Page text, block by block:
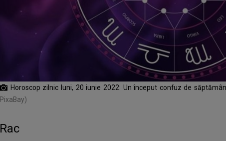
Horoscop zilnic luni, 20 iunie 2022: Un început confuz de
PixaBay)
Rac